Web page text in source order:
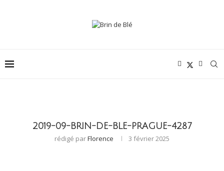
2019-09-BRIN-DE-BLE-PRAGUE-4287
rédigé parFlorence 3 février 2025